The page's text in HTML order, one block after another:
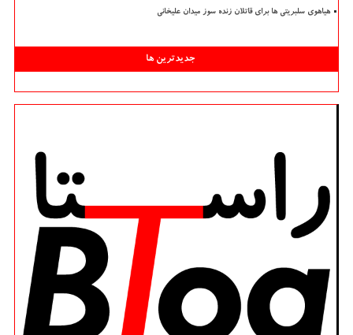
هیاهوی سلبریتی ها برای قاتلان زنده سوز میدان علیخانی
جدیدترین ها